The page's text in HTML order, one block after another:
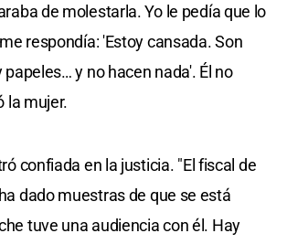
de molestarla. Yo le pedía que lo
respondía: 'Estoy cansada. Son
y no hacen nada'. Él no
la mujer.
confiada en la justicia. "El fiscal de
dado muestras de que se está
tuve una audiencia con él. Hay